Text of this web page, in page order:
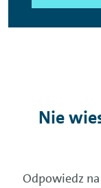
Nie
Odpowiedz